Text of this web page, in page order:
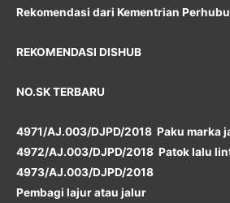
Rekomendasi dari Kementrian
REKOMENDASI DISHUB
NO.SK TERBARU
4971/AJ.003/DJPD/2018 Paku marka
4972/AJ.003/DJPD/2018 Patok lalu
4973/AJ.003/DJPD/2018
Pembagi lajur atau jalur